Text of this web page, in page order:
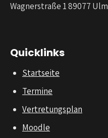
Wagnerstraße 1 89077 Ulm
Quicklinks
Startseite
Termine
Vertretungsplan
Moodle